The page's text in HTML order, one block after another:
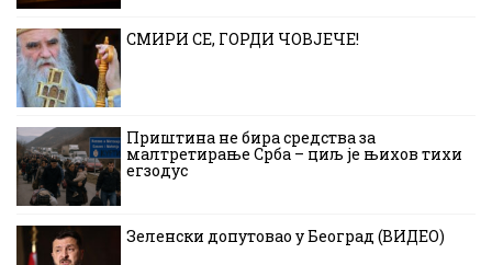
СМИРИ СЕ, ГОРДИ ЧОВЈЕЧЕ!
Приштина не бира средства за
малтретирање Срба – циљ је њихов тихи
егзодус
Зеленски допутовао у Београд (ВИДЕО)